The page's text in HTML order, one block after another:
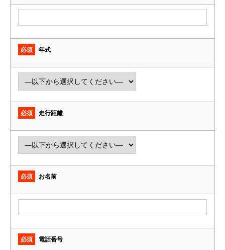
必須 年式
必須 走行距離
必須 お名前
必須 電話番号